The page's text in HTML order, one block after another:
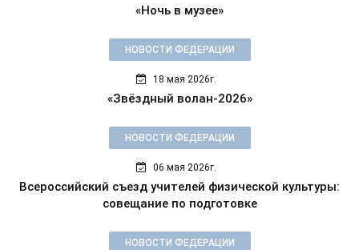
«Ночь в музее»
НОВОСТИ ФЕДЕРАЦИИ
18 мая 2026г.
«Звёздный волан-2026»
НОВОСТИ ФЕДЕРАЦИИ
06 мая 2026г.
Всероссийский съезд учителей физической культуры:
совещание по подготовке
НОВОСТИ ФЕДЕРАЦИИ